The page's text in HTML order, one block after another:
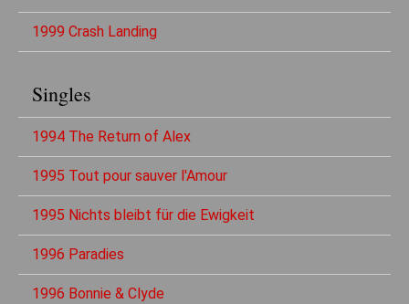
1999 Crash Landing
Singles
1994 The Return of Alex
1995 Tout pour sauver l'Amour
1995 Nichts bleibt für die Ewigkeit
1996 Paradies
1996 Bonnie & Clyde